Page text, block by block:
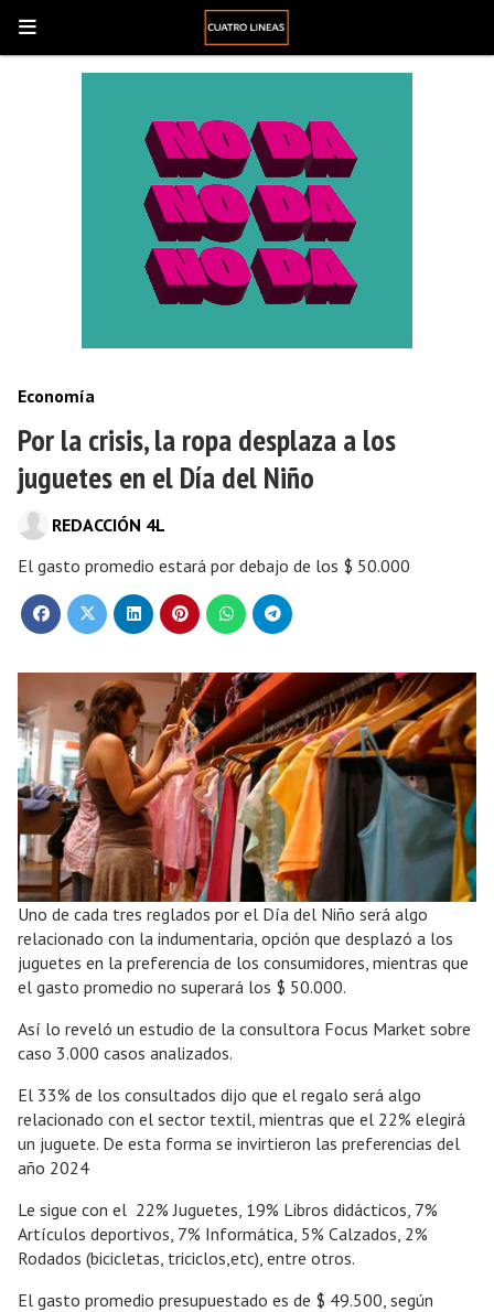
Por la crisis, la ropa desplaza a los
juguetes en el Día del Niño
El gasto promedio estará por debajo de los $ 50.000
Economía
REDACCIÓN 4L
Uno de cada tres reglados por el Día del Niño será algo
relacionado con la indumentaria, opción que desplazó a los
juguetes en la preferencia de los consumidores, mientras que
el gasto promedio no superará los $ 50.000.
Así lo reveló un estudio de la consultora Focus Market sobre
caso 3.000 casos analizados.
El 33% de los consultados dijo que el regalo será algo
relacionado con el sector textil, mientras que el 22% elegirá
un juguete. De esta forma se invirtieron las preferencias del
año 2024
Le sigue con el 22% Juguetes, 19% Libros didácticos, 7%
Artículos deportivos, 7% Informática, 5% Calzados, 2%
Rodados (bicicletas, triciclos,etc), entre otros.
El gasto promedio presupuestado es de $ 49.500, según